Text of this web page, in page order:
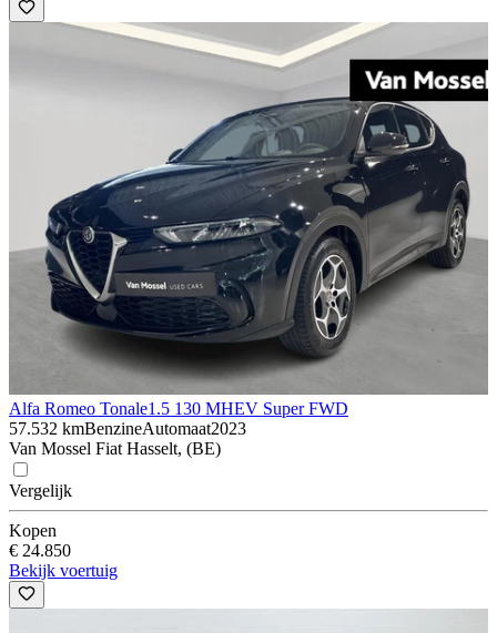
Alfa Romeo Tonale1.5 130 MHEV Super FWD
57.532 kmBenzineAutomaat2023
Van Mossel Fiat Hasselt, (BE)
Vergelijk
Kopen
€ 24.850
Bekijk voertuig